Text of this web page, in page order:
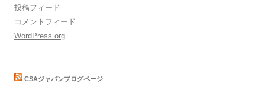
投稿フィード
コメントフィード
WordPress.org
CSAジャパンブログページ